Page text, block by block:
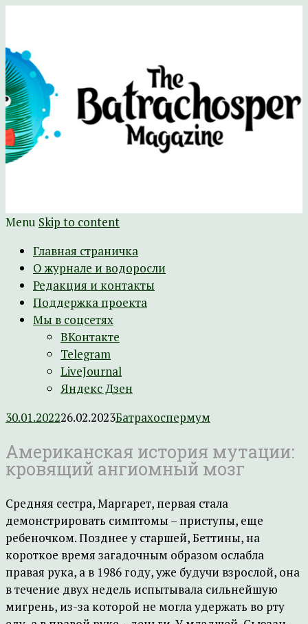
The Batrachospermum Magazine
Батрахоспермум (официальный сайт)
Menu Skip to content
Главная страничка
О журнале и водоросли
Редакция и контакты
Поддержка проекта
Мы в соцсетях
ВКонтакте
Telegram
LiveJournal
Яндекс Дзен
30.01.202226.02.2023Батрахоспермум
Американская история мутации:
кровящий ангиомный мозг
Средняя сестра, Маргарет, первая стала
демонстрировать симптомы – приступы, еще
ребеночком. Позднее у старшей, Беттины, на
короткое время загадочным образом ослабла
правая рука, а в 1986 году, уже будучи взрослой, она
в течение двух недель испытывала сильнейшую
мигрень, из-за которой не могла удержать во рту